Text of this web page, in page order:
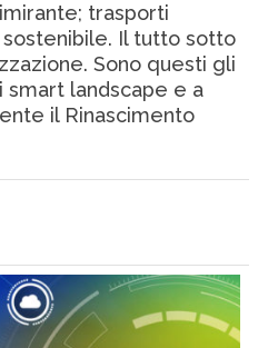
trasporti
Il tutto sotto
Sono questi gli
landscape e a
il Rinascimento